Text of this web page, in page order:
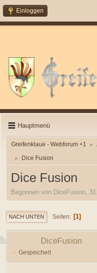
Einloggen
Hauptmenü
Greifenklaue - Webforum +1 ►
► Dice Fusion
Dice Fusion
Begonnen von DiceFusion,
NACH UNTEN Seiten 1
DiceFusion
Gespeichert